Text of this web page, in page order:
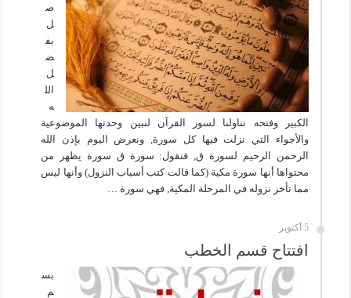
ص
ل
بف
ض
ل
الل
ه
الكبير وفتحه تناولنا لسور القرآن لنبين وحدتها الموضوعية
والأجواء التي نزلت فيها كل سورة, ونعرض اليوم بإذن الله
الرحمن الرحيم لسورة ق, فنقول: سورة ق سورة يظهر من
محتواها أنها سورة مكية (كما قالت كتب أسباب النزول) وأنها ليس
مما تأخر نزوله في المرحلة المكية, فهي سورة …
5 أكتوبر
افتتاح قسم الخطب
بس
م